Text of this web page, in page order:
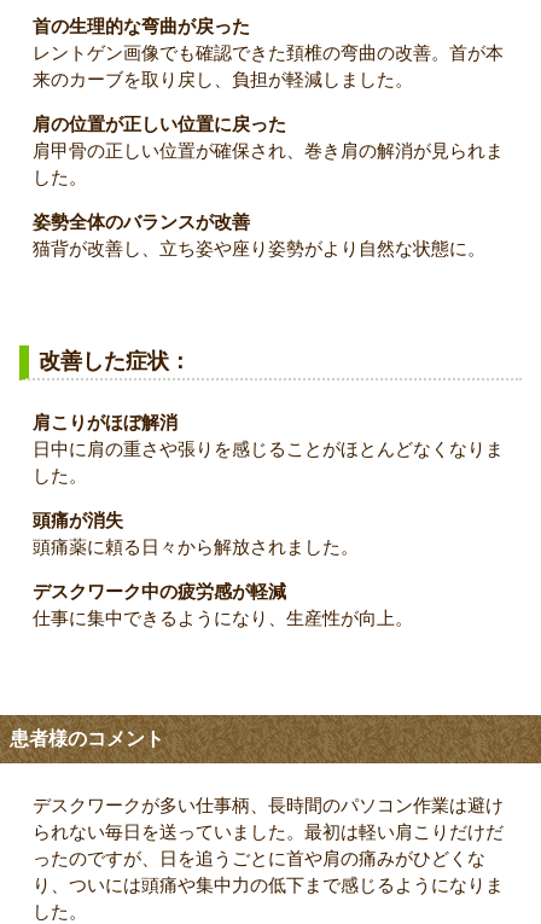
首の生理的な弯曲が戻った
レントゲン画像でも確認できた頚椎の弯曲の改善。首が本
来のカーブを取り戻し、負担が軽減しました。
肩の位置が正しい位置に戻った
肩甲骨の正しい位置が確保され、巻き肩の解消が見られま
した。
姿勢全体のバランスが改善
猫背が改善し、立ち姿や座り姿勢がより自然な状態に。
改善した症状：
肩こりがほぼ解消
日中に肩の重さや張りを感じることがほとんどなくなりま
した。
頭痛が消失
頭痛薬に頼る日々から解放されました。
デスクワーク中の疲労感が軽減
仕事に集中できるようになり、生産性が向上。
患者様のコメント
デスクワークが多い仕事柄、長時間のパソコン作業は避け
られない毎日を送っていました。最初は軽い肩こりだけだ
ったのですが、日を追うごとに首や肩の痛みがひどくな
り、ついには頭痛や集中力の低下まで感じるようになりま
した。